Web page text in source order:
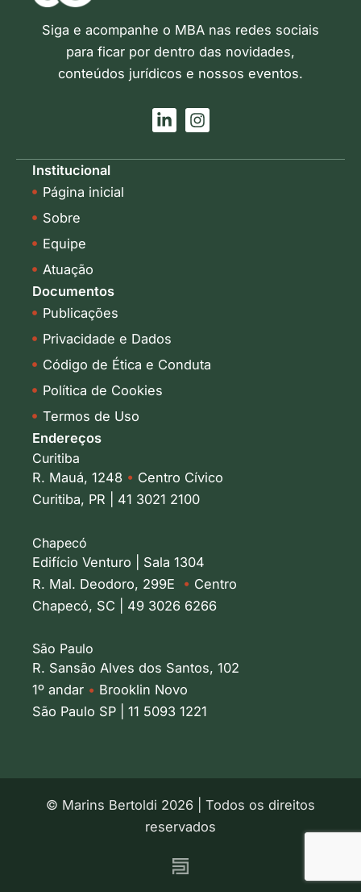
Siga e acompanhe o MBA nas redes sociais
para ficar por dentro das novidades,
conteúdos jurídicos e nossos eventos.
L
i
k
I
n
t
Institucional
Página inicial
Sobre
Equipe
Atuação
Documentos
Publicações
Privacidade e Dados
Código de Ética e Conduta
Política de Cookies
Termos de Uso
Endereços
Curitiba
R. Mauá, 1248 • Centro Cívico
Curitiba, PR | 41 3021 2100
Chapecó
Edifício Venturo | Sala 1304
R. Mal. Deodoro, 299E • Centro
Chapecó, SC | 49 3026 6266
São Paulo
R. Sansão Alves dos Santos, 102
1º andar • Brooklin Novo
São Paulo SP | 11 5093 1221
© Marins Bertoldi 2026 | Todos os direitos
reservados